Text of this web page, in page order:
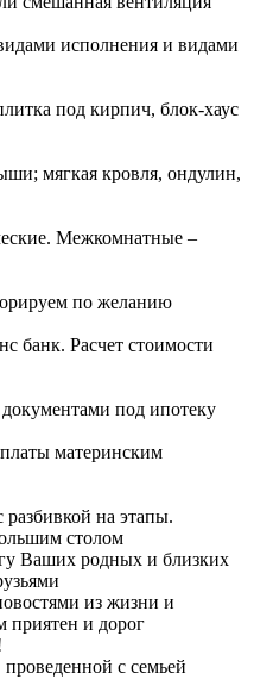
исполнения и видами
под кирпич, блок-хаус
мягкая кровля, ондулин,
Межкомнатные –
по желанию
банк. Расчет стоимости
под ипотеку
материнским
на этапы.
столом
Ваших родных и близких
из жизни и
приятен и дорог
с семьей